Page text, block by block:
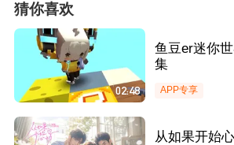
猜你喜欢
02:48
鱼豆er迷你
集
APP专享
从如果开始